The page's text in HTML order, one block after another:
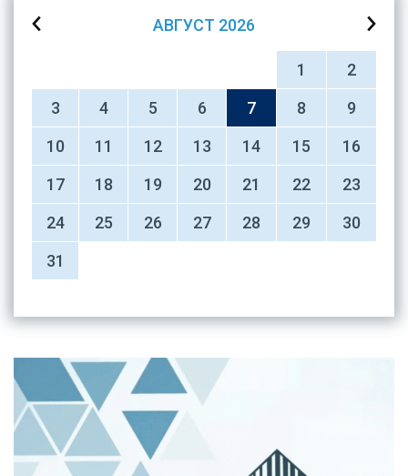
АВГУСТ 2026
1
2
3
4 5 6 7 8
9
10
11 12 13 14 15
16
17
18 19 20 21 22
23
24
25 26 27 28 29
30
31